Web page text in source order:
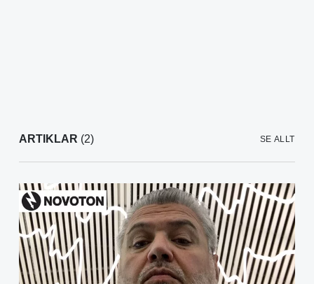
ARTIKLAR (2) SE ALLT